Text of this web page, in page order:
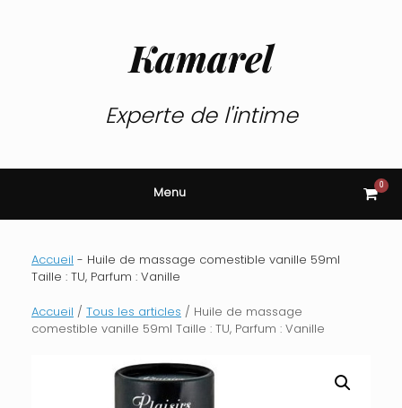
Kamarel
Experte de l'intime
Menu View
cart
0
Accueil - Huile de massage comestible vanille 59ml
Taille : TU, Parfum : Vanille
Accueil / Tous les articles / Huile de massage
comestible vanille 59ml Taille : TU, Parfum : Vanille